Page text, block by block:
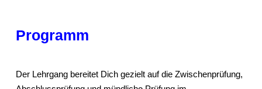
Programm
Der Lehrgang bereitet Dich gezielt auf die Zwischenprüfung,